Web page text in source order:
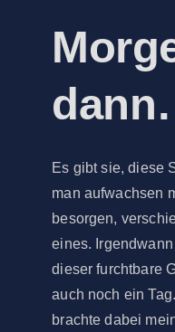
Es gibt sie, diese
man aufwachsen
besorgen,
eines.
dieser furchtbare
auch noch ein
brachte dabei